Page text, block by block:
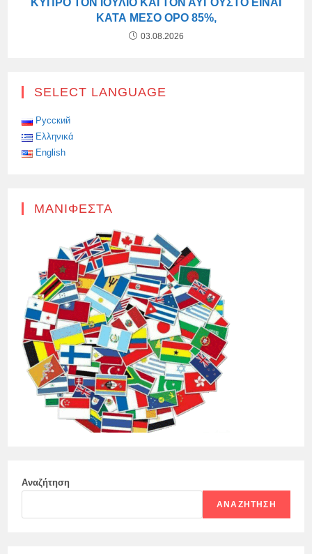
ΚΎΠΡΟ ΤΟΝ ΙΟΎΛΙΟ ΚΑΙ ΤΟΝ ΑΎΓΟΥΣΤΟ ΕΊΝΑΙ
ΚΑΤΆ ΜΈΣΟ ΌΡΟ 85%,
03.08.2026
SELECT LANGUAGE
Русский
Ελληνικά
English
ΜΑΝΙΦΈΣΤΑ
Αναζήτηση
ΑΝΑΖΉΤΗΣΗ